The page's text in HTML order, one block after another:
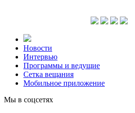
Новости
Интервью
Программы и ведущие
Сетка вещания
Мобильное приложение
Мы в соцсетях